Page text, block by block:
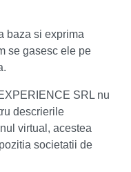
baza si exprima
se gasesc ele pe
SRL nu
descrierile
virtual, acestea
societatii de